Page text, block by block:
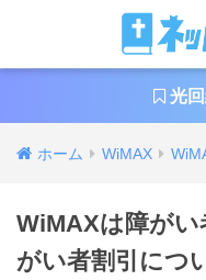
光
ホーム WiMAX
WiMAXは障がい
がい者割引につ